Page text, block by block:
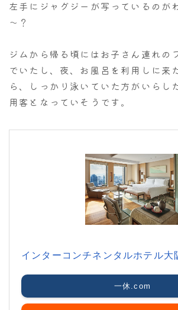
左手にジャグジーが写っているのが
～？
ジムから帰る頃にはお子さん連れの
でいたし、夜、お風呂を利用しに来
ら、しっかり泳いていた方がいらし
用客となっていそうです。
インターコンチネンタルホテル大
一休.com